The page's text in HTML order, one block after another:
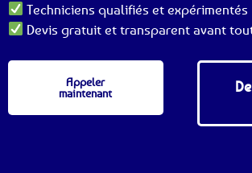
Techniciens qualifiés et expérimentés
Devis gratuit et transparent avant
Appeler
maintenant